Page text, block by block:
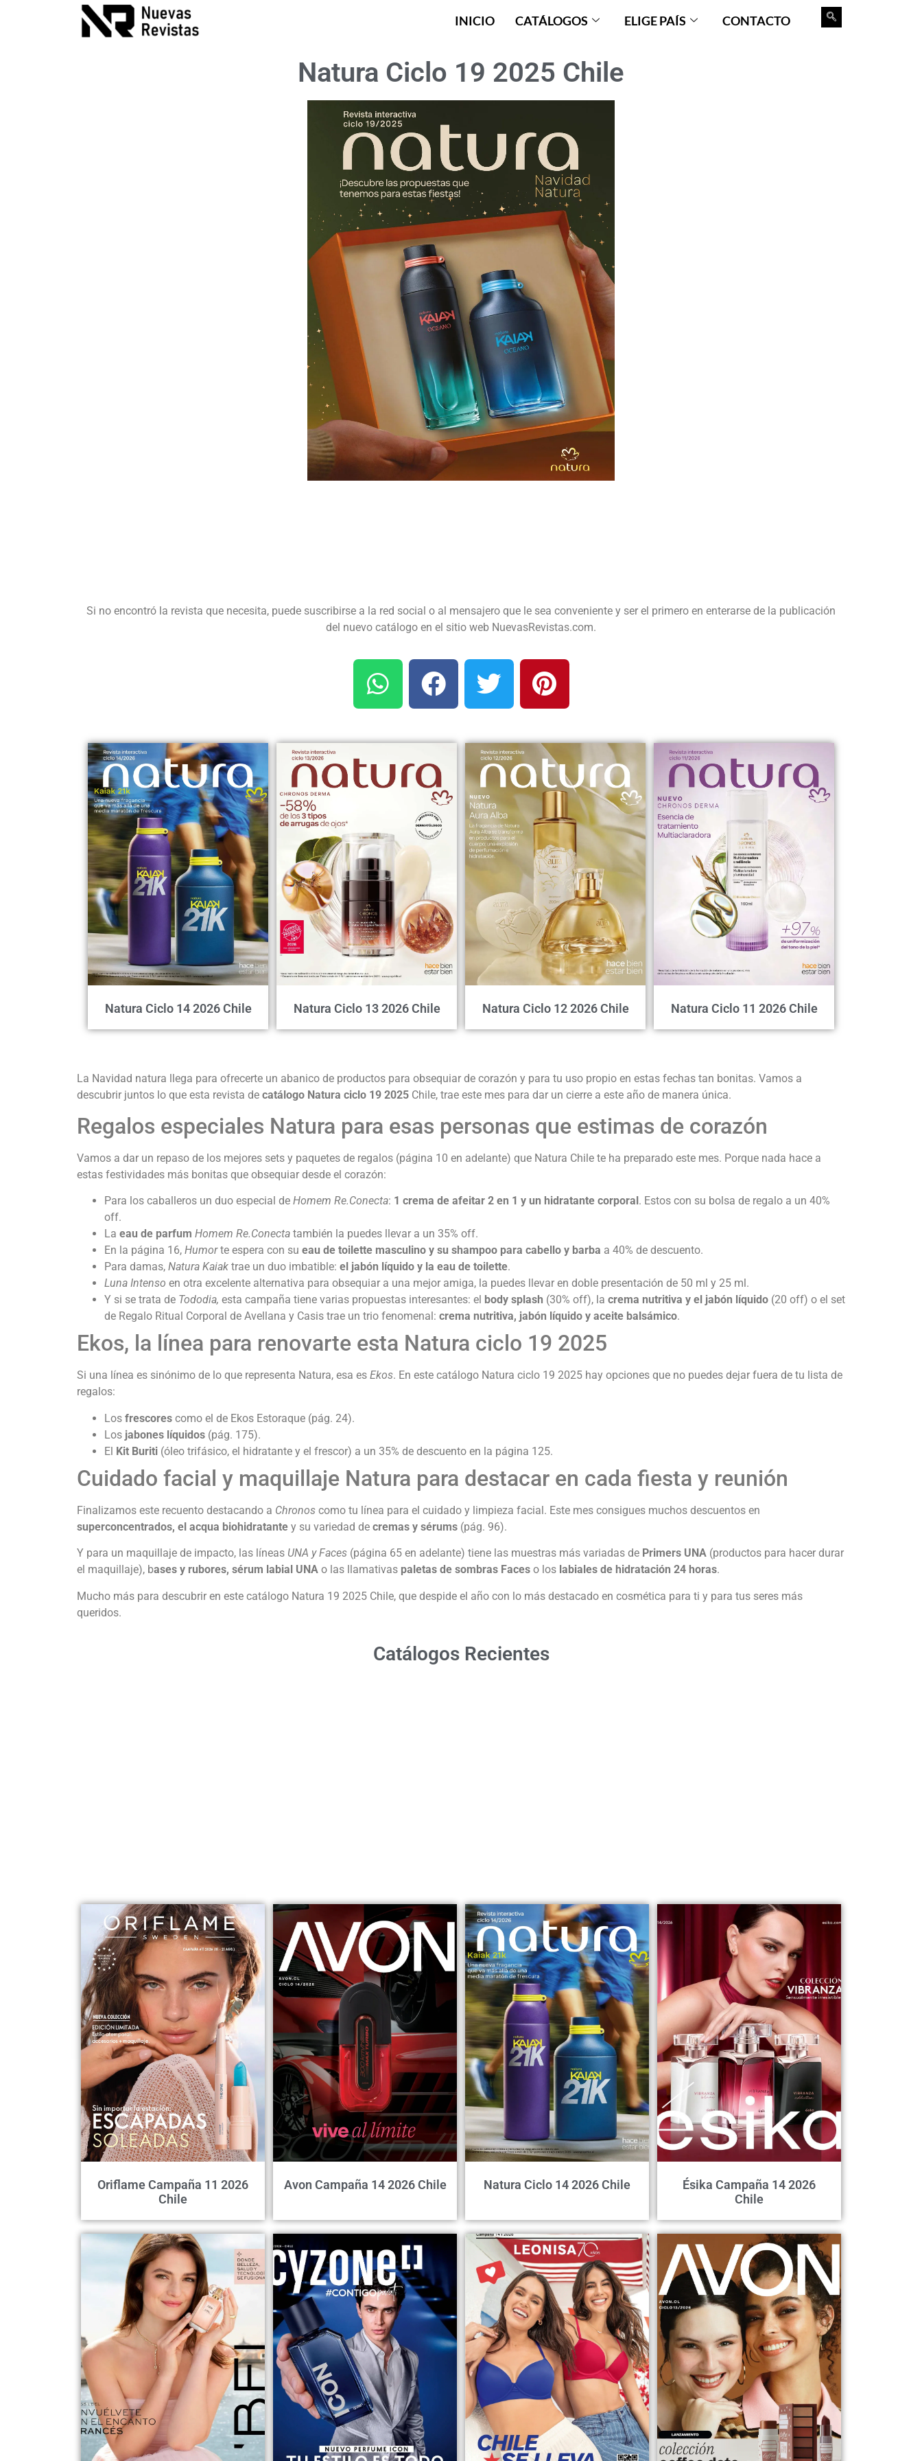
INICIO CATÁLOGOS ELIGE PAÍS CONTACTO
Natura Ciclo 19 2025 Chile
Si no encontró la revista que necesita, puede suscribirse a la red social o al mensajero que le sea conveniente y ser el primero en enterarse de la publicación
del nuevo catálogo en el sitio web NuevasRevistas.com.
Natura Ciclo 14 2026 Chile Natura Ciclo 13 2026 Chile Natura Ciclo 12 2026 Chile Natura Ciclo 11 2026 Chile
La Navidad natura llega para ofrecerte un abanico de productos para obsequiar de corazón y para tu uso propio en estas fechas tan bonitas. Vamos a
descubrir juntos lo que esta revista de catálogo Natura ciclo 19 2025 Chile, trae este mes para dar un cierre a este año de manera única.
Regalos especiales Natura para esas personas que estimas de corazón
Vamos a dar un repaso de los mejores sets y paquetes de regalos (página 10 en adelante) que Natura Chile te ha preparado este mes. Porque nada hace a
estas festividades más bonitas que obsequiar desde el corazón:
Para los caballeros un duo especial de Homem Re.Conecta: 1 crema de afeitar 2 en 1 y un hidratante corporal . Estos con su bolsa de regalo a un 40%
off.
La eau de parfum Homem Re.Conecta también la puedes llevar a un 35% off.
En la página 16, Humorte espera con su eau de toilette masculino y su shampoo para cabello y barba a 40% de descuento.
Para damas, Natura Kaiak trae un duo imbatible: el jabón líquido y la eau de toilette.
Luna Intenso en otra excelente alternativa para obsequiar a una mejor amiga, la puedes llevar en doble presentación de 50 ml y 25 ml.
Y si se trata de Tododia, esta campaña tiene varias propuestas interesantes: el body splash (30% off), la crema nutritiva y el jabón líquido (20 off) o el set
de Regalo Ritual Corporal de Avellana y Casis trae un trio fenomenal: crema nutritiva, jabón líquido y aceite balsámico.
Ekos, la línea para renovarte esta Natura ciclo 19 2025
Si una línea es sinónimo de lo que representa Natura, esa es Ekos. En este catálogo Natura ciclo 19 2025 hay opciones que no puedes dejar fuera de tu lista de
regalos:
Los frescores como el de Ekos Estoraque (pág. 24).
Los jabones líquidos (pág. 175).
El Kit Buriti (óleo trifásico, el hidratante y el frescor) a un 35% de descuento en la página 125.
Cuidado facial y maquillaje Natura para destacar en cada fiesta y reunión
Finalizamos este recuento destacando a Chronos como tu línea para el cuidado y limpieza facial. Este mes consigues muchos descuentos en
superconcentrados, el acqua biohidratante y su variedad de cremas y sérums (pág. 96).
Y para un maquillaje de impacto, las líneas UNA y Faces (página 65 en adelante) tiene las muestras más variadas de Primers UNA (productos para hacer durar
el maquillaje), bases y rubores, sérum labial UNA o las llamativas paletas de sombras Faces o los labiales de hidratación 24 horas.
Mucho más para descubrir en este catálogo Natura 19 2025 Chile, que despide el año con lo más destacado en cosmética para ti y para tus seres más
queridos.
Catálogos Recientes
Oriflame Campaña 11 2026
Chile
Avon Campaña 14 2026 Chile Natura Ciclo 14 2026 Chile
Ésika Campaña 14 2026
Chile